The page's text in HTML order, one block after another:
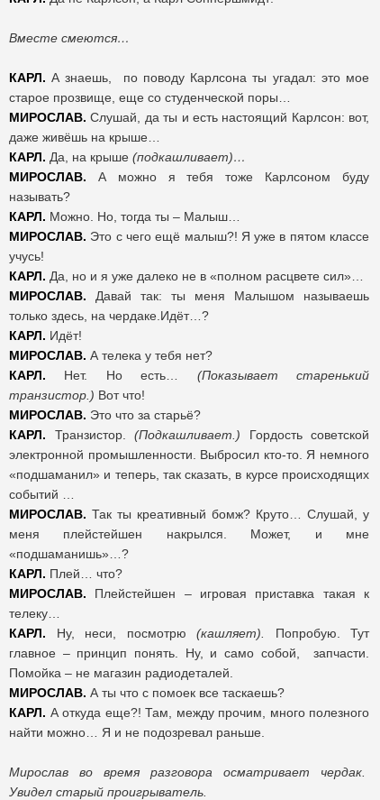
Вместе смеются…
КАРЛ. А знаешь, по поводу Карлсона ты угадал: это мое
старое прозвище, еще со студенческой поры…
МИРОСЛАВ. Слушай, да ты и есть настоящий Карлсон: вот,
даже живёшь на крыше…
КАРЛ. Да, на крыше (подкашливает)…
МИРОСЛАВ. А можно я тебя тоже Карлсоном буду
называть?
КАРЛ. Можно. Но, тогда ты – Малыш…
МИРОСЛАВ. Это с чего ещё малыш?! Я уже в пятом классе
учусь!
КАРЛ. Да, но и я уже далеко не в «полном расцвете сил»…
МИРОСЛАВ. Давай так: ты меня Малышом называешь
только здесь, на чердаке.Идёт…?
КАРЛ. Идёт!
МИРОСЛАВ. А телека у тебя нет?
КАРЛ. Нет. Но есть… (Показывает старенький
транзистор.) Вот что!
МИРОСЛАВ. Это что за старьё?
КАРЛ. Транзистор. (Подкашливает.) Гордость советской
электронной промышленности. Выбросил кто-то. Я немного
«подшаманил» и теперь, так сказать, в курсе происходящих
событий …
МИРОСЛАВ. Так ты креативный бомж? Круто… Слушай, у
меня плейстейшен накрылся. Может, и мне
«подшаманишь»…?
КАРЛ. Плей… что?
МИРОСЛАВ. Плейстейшен – игровая приставка такая к
телеку…
КАРЛ. Ну, неси, посмотрю (кашляет).
Попробую. Тут
главное – принцип понять. Ну, и само собой, запчасти.
Помойка – не магазин радиодеталей.
МИРОСЛАВ. А ты что с помоек все таскаешь?
КАРЛ. А откуда еще?! Там, между прочим, много полезного
найти можно… Я и не подозревал раньше.
Мирослав во время разговора осматривает чердак.
Увидел старый проигрыватель.